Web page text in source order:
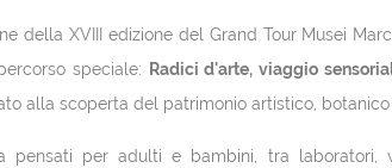
della XVIII edizione del Grand Tour Musei
speciale:
Radici d'arte, viaggio
alla scoperta del patrimonio artistico,
pensati per adulti e bambini, tra laboratori,